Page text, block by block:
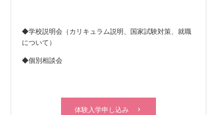
◆学校説明会（カリキュラム説明、国家試験対策、就職
について）
◆個別相談会
体験入学申し込み